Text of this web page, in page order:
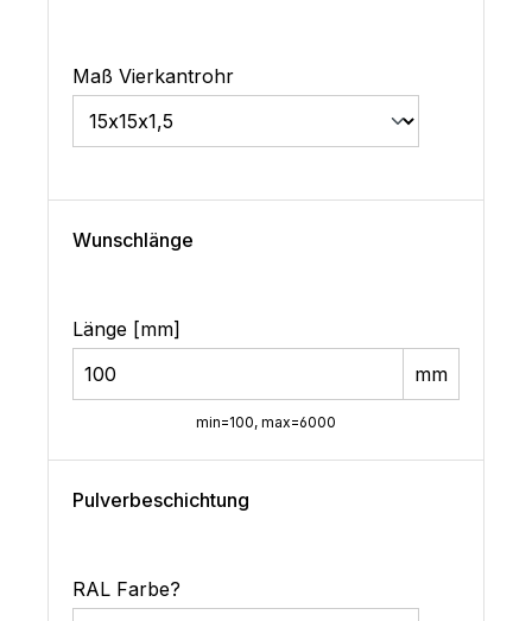
Maß Vierkantrohr
Wunschlänge
Länge [mm]
mm
min=100, max=6000
Pulverbeschichtung
RAL Farbe?